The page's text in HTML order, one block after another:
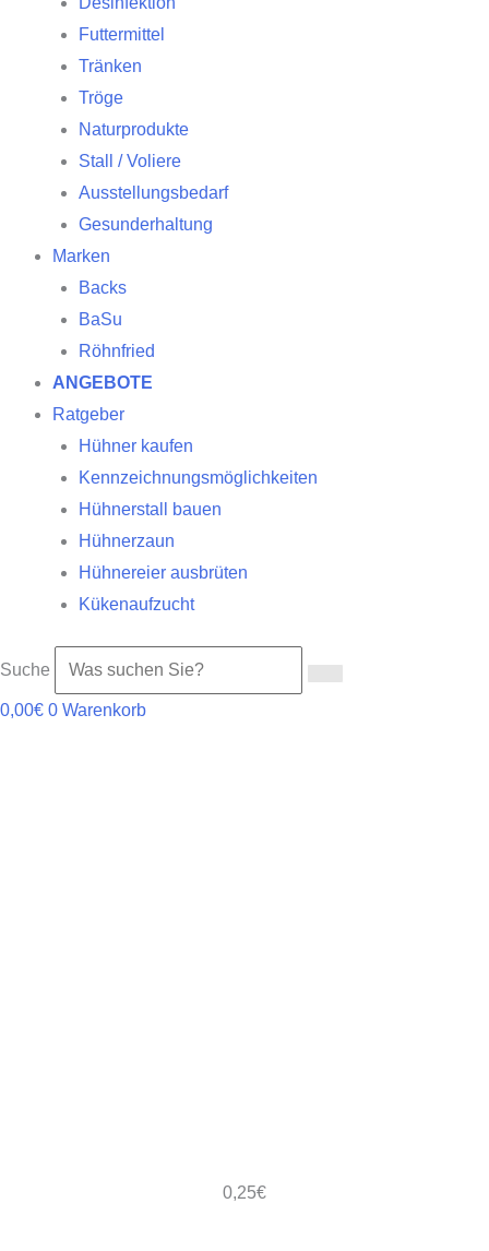
Futtermittel
Tränken
Tröge
Naturprodukte
Stall / Voliere
Ausstellungsbedarf
Gesunderhaltung
Marken
Backs
BaSu
Röhnfried
ANGEBOTE
Ratgeber
Hühner kaufen
Kennzeichnungsmöglichkeiten
Hühnerstall bauen
Hühnerzaun
Hühnereier ausbrüten
Kükenaufzucht
Suche
0,00€ 0 Warenkorb
0,25€